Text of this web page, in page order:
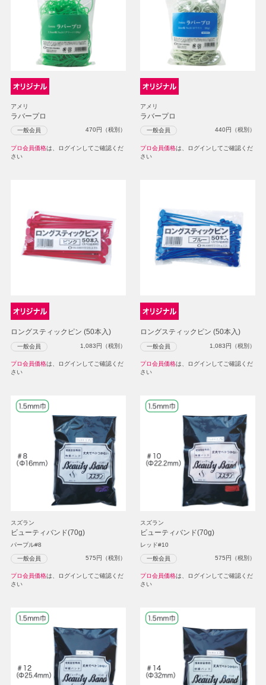
アメリ
ラバープロ
一般会員 470円（税別）
プロ会員価格は、ログインしてご確認くだ
さい
アメリ
ラバープロ
一般会員 440円（税別）
プロ会員価格は、ログインしてご確認くだ
さい
ロングスティックピン (50本入)
一般会員 1,083円（税別）
プロ会員価格は、ログインしてご確認くだ
さい
ロングスティックピン (50本入)
一般会員 1,083円（税別）
プロ会員価格は、ログインしてご確認くだ
さい
スズラン
ビューティバンド(70g)
パープル#8
一般会員 575円（税別）
プロ会員価格は、ログインしてご確認くだ
さい
スズラン
ビューティバンド(70g)
レッド#10
一般会員 575円（税別）
プロ会員価格は、ログインしてご確認くだ
さい